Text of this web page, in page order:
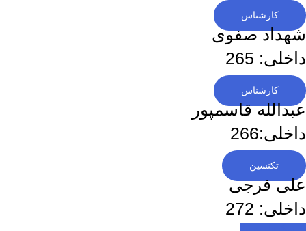
کارشناس
شهداد صفوی
داخلی: 265
کارشناس
عبدالله قاسمپور
داخلی:266
تکنسین
علی فرجی
داخلی: 272